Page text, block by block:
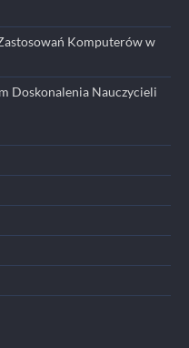
Komputerów w
Doskonalenia Nauczycieli